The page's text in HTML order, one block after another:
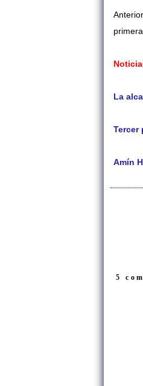
La
Tercer
Amín
5